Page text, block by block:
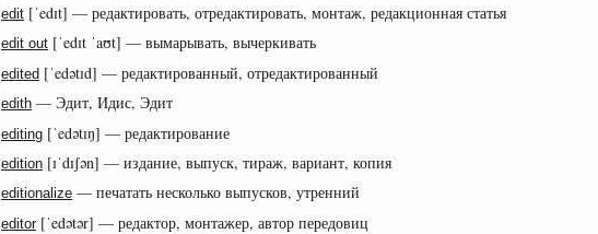
edit [ˈedɪt] — редактировать, отредактировать, монтаж, редакционная статья
edit out [ˈedɪt ˈaʊt] — вымарывать, вычеркивать
edited [ˈedətɪd] — редактированный, отредактированный
edith — Эдит, Идис, Эдит
editing [ˈedətɪŋ] — редактирование
edition [ɪˈdɪʃən] — издание, выпуск, тираж, вариант, копия
editionalize — печатать несколько выпусков, утренний
editor[ˈedətər] — редактор, монтажер, автор передовиц